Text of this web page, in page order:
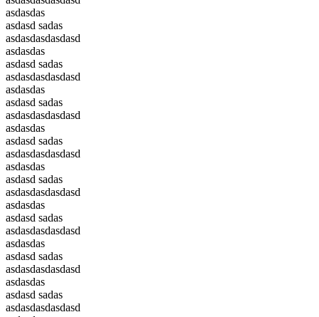
asdasdas
asdasd sadas
asdasdasdasdasd
asdasdas
asdasd sadas
asdasdasdasdasd
asdasdas
asdasd sadas
asdasdasdasdasd
asdasdas
asdasd sadas
asdasdasdasdasd
asdasdas
asdasd sadas
asdasdasdasdasd
asdasdas
asdasd sadas
asdasdasdasdasd
asdasdas
asdasd sadas
asdasdasdasdasd
asdasdas
asdasd sadas
asdasdasdasdasd